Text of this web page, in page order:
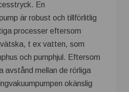
En
är robust och tillförlitlig
processer eftersom
t ex vatten, som
och pumphjul. Eftersom
avstånd mellan de rörliga
okänslig